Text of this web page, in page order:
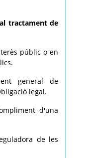
tractament de
públic o en
general de
legal.
d'una
de les